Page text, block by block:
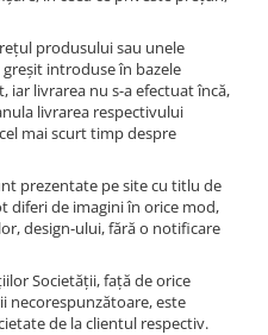
produsului sau unele
introduse în bazele
iar livrarea nu s-a efectuat încă,
livrarea respectivului
mai scurt timp despre
prezentate pe site cu titlu de
diferi de imagini în orice mod,
design-ului, fără o notificare
Societății, față de orice
necorespunzătoare, este
de la clientul respectiv.